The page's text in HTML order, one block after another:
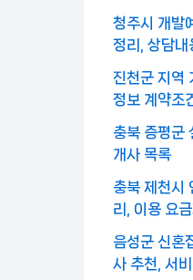
청주시 개발
정리, 상담내
진천군 지역
정보 계약조
충북 증평군
개사 목록
충북 제천시
리, 이용 요
음성군 신혼
사 추천, 서